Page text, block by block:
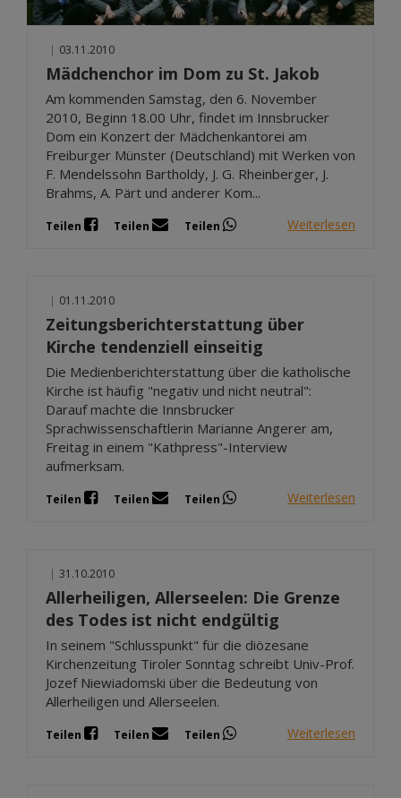
| 03.11.2010
Mädchenchor im Dom zu St. Jakob
Am kommenden Samstag, den 6. November
2010, Beginn 18.00 Uhr, findet im Innsbrucker
Dom ein Konzert der Mädchenkantorei am
Freiburger Münster (Deutschland) mit Werken von
F. Mendelssohn Bartholdy, J. G. Rheinberger, J.
Brahms, A. Pärt und anderer Kom...
Teilen Teilen Teilen Weiterlesen
| 01.11.2010
Zeitungsberichterstattung über
Kirche tendenziell einseitig
Die Medienberichterstattung über die katholische
Kirche ist häufig "negativ und nicht neutral":
Darauf machte die Innsbrucker
Sprachwissenschaftlerin Marianne Angerer am,
Freitag in einem "Kathpress"-Interview
aufmerksam.
Teilen Teilen Teilen Weiterlesen
| 31.10.2010
Allerheiligen, Allerseelen: Die Grenze
des Todes ist nicht endgültig
In seinem "Schlusspunkt" für die diözesane
Kirchenzeitung Tiroler Sonntag schreibt Univ-Prof.
Jozef Niewiadomski über die Bedeutung von
Allerheiligen und Allerseelen.
Teilen Teilen Teilen Weiterlesen